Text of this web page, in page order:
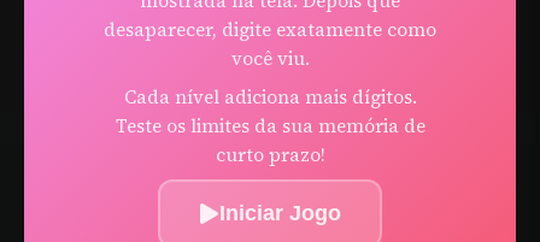
desaparecer, digite exatamente como
você viu.
Cada nível adiciona mais dígitos.
Teste os limites da sua memória de
curto prazo!
Iniciar Jogo